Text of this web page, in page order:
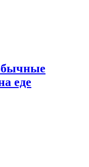
еде